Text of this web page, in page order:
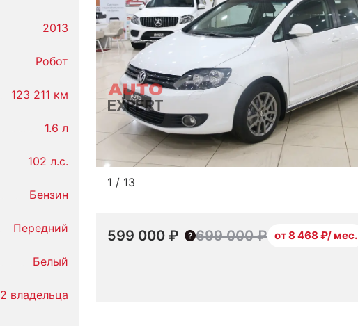
2013
Робот
123 211 км
1.6 л
102 л.с.
Бензин
Передний
Белый
2 владельца
1 / 13
599 000 ₽ 699 000 ₽ от 8 468 ₽/ мес.